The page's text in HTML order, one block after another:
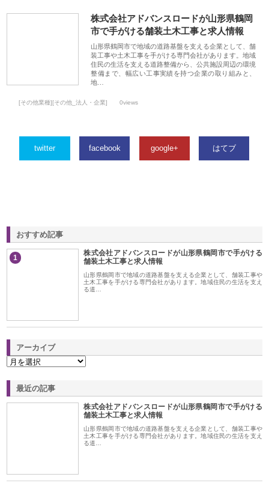
株式会社アドバンスロードが山形県鶴岡
市で手がける舗装土木工事と求人情報
山形県鶴岡市で地域の道路基盤を支える企業として、舗
装工事や土木工事を手がける専門会社があります。地域
住民の生活を支える道路整備から、公共施設周辺の環境
整備まで、幅広い工事実績を持つ企業の取り組みと、
地…
[その他業種][その他_法人・企業] 0views
twitter facebook google+ はてブ
おすすめ記事
1
株式会社アドバンスロードが山形県鶴岡市で手がける
舗装土木工事と求人情報
山形県鶴岡市で地域の道路基盤を支える企業として、舗装工事や
土木工事を手がける専門会社があります。地域住民の生活を支え
る道…
アーカイブ
最近の記事
株式会社アドバンスロードが山形県鶴岡市で手がける
舗装土木工事と求人情報
山形県鶴岡市で地域の道路基盤を支える企業として、舗装工事や
土木工事を手がける専門会社があります。地域住民の生活を支え
る道…